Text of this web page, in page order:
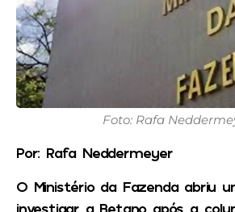
Foto: Rafa
Por: Rafa Neddermeyer
O Ministério da Fazenda abriu
investigar a Betano após a